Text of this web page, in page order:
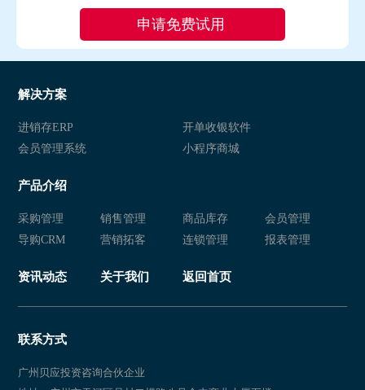
解决方案
进销存ERP
开单收银软件
会员管理系统
小程序商城
产品介绍
采购管理 销售管理 商品库存
会员管理
导购CRM
营销拓客 连锁管理 报表管理
资讯动态 关于我们 返回首页
联系方式
广州贝应投资咨询合伙企业